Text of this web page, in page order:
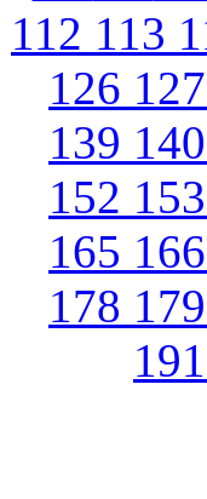
112 113
126 127
139 140
152 153
165 166
178 179
191